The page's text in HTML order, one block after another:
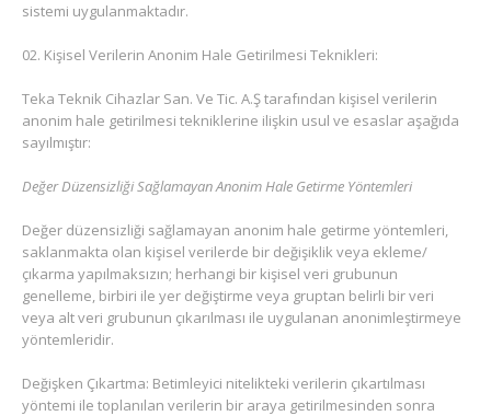
sistemi uygulanmaktadır.
Kişisel Verilerin Anonim Hale Getirilmesi Teknikleri:
Teka Teknik Cihazlar San. Ve Tic. A.Ş tarafından kişisel verilerin
anonim hale getirilmesi tekniklerine ilişkin usul ve esaslar aşağıda
sayılmıştır:
Değer Düzensizliği Sağlamayan Anonim Hale Getirme Yöntemleri
Değer düzensizliği sağlamayan anonim hale getirme yöntemleri,
saklanmakta olan kişisel verilerde bir değişiklik veya ekleme/
çıkarma yapılmaksızın; herhangi bir kişisel veri grubunun
genelleme, birbiri ile yer değiştirme veya gruptan belirli bir veri
veya alt veri grubunun çıkarılması ile uygulanan anonimleştirmeye
yöntemleridir.
Değişken Çıkartma: Betimleyici nitelikteki verilerin çıkartılması
yöntemi ile toplanılan verilerin bir araya getirilmesinden sonra